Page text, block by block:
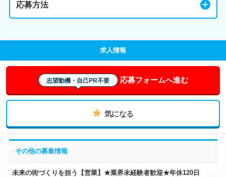
応募方法
求人情報
志望動機・自己PR不要 応募フォームへ進む
気になる
その他の募集情報
未来の街づくりを担う【営業】★業界未経験者歓迎★年休120日